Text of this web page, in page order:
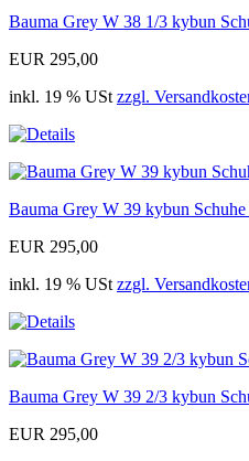
Bauma Grey W 38 1/3 kybun
EUR 295,00
inkl. 19 % USt zzgl.
Bauma Grey W 39 kybun Schuhe
EUR 295,00
inkl. 19 % USt zzgl.
Bauma Grey W 39 2/3 kybun
EUR 295,00